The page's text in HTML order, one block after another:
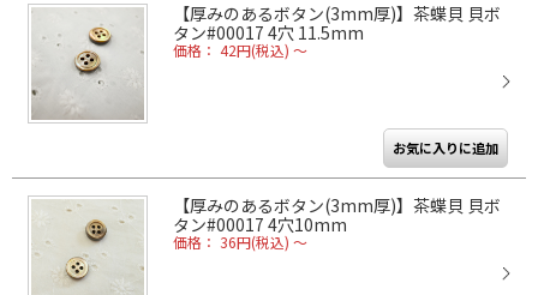
【厚みのあるボタン(3mm厚)】茶蝶貝 貝ボ
タン#00017 4穴 11.5mm
価格： 42円(税込) ～
【厚みのあるボタン(3mm厚)】茶蝶貝 貝ボ
タン#00017 4穴10mm
価格： 36円(税込) ～